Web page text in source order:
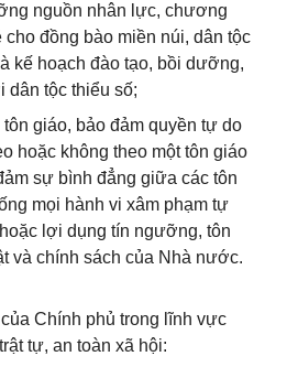
nguồn nhân lực, chương
đồng bào miền núi, dân tộc
kế hoạch đào tạo, bồi dưỡng,
tộc thiểu số;
giáo, bảo đảm quyền tự do
hoặc không theo một tôn giáo
sự bình đẳng giữa các tôn
mọi hành vi xâm phạm tự
lợi dụng tín ngưỡng, tôn
và chính sách của Nhà nước.
Chính phủ trong lĩnh vực
tự, an toàn xã hội: